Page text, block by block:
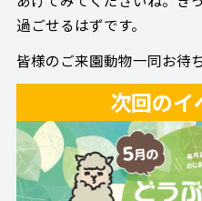
過ごせるはずです。
皆様のご来園動物一同お待
次回のイ